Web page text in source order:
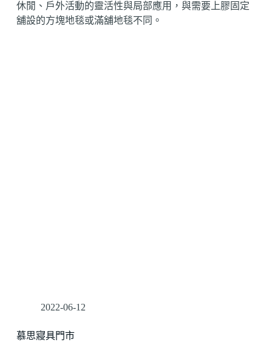
休閒、戶外活動的靈活性與局部應用，與需要上膠固定
舖設的方塊地毯或滿舖地毯不同。
2022-06-12
慕思寢具門市